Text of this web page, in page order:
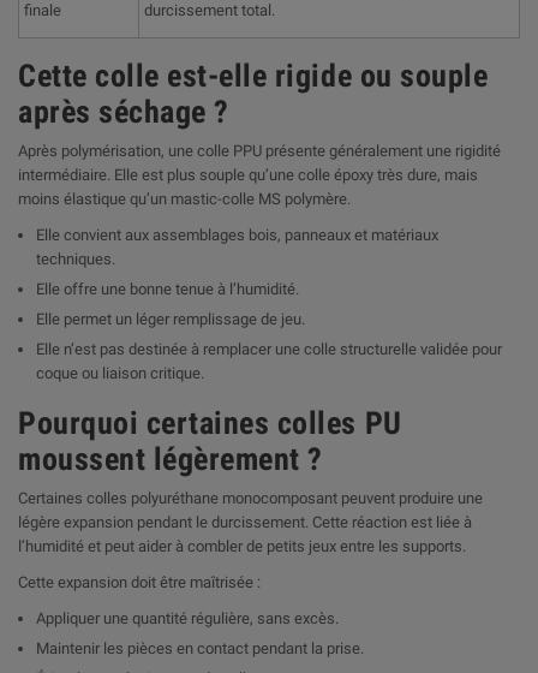
finale
durcissement total.
Cette colle est-elle rigide ou souple
après séchage ?
Après polymérisation, une colle PPU présente généralement une rigidité
intermédiaire. Elle est plus souple qu’une colle époxy très dure, mais
moins élastique qu’un mastic-colle MS polymère.
Elle convient aux assemblages bois, panneaux et matériaux
techniques.
Elle offre une bonne tenue à l’humidité.
Elle permet un léger remplissage de jeu.
Elle n’est pas destinée à remplacer une colle structurelle validée pour
coque ou liaison critique.
Pourquoi certaines colles PU
moussent légèrement ?
Certaines colles polyuréthane monocomposant peuvent produire une
légère expansion pendant le durcissement. Cette réaction est liée à
l’humidité et peut aider à combler de petits jeux entre les supports.
Cette expansion doit être maîtrisée :
Appliquer une quantité régulière, sans excès.
Maintenir les pièces en contact pendant la prise.